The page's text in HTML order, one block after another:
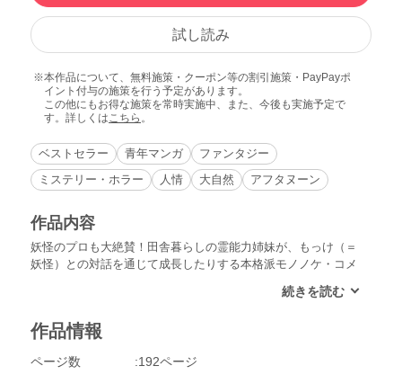
試し読み
本作品について、無料施策・クーポン等の割引施策・PayPayポ
イント付与の施策を行う予定があります。
この他にもお得な施策を常時実施中、また、今後も実施予定で
す。詳しくはこちら 。
ベストセラー 青年マンガ
ファンタジー
ミステリー・ホラー
人情 大自然 アフタヌーン
作品内容
妖怪のプロも大絶賛！田舎暮らしの霊能力姉妹が、もっけ（＝
妖怪）との対話を通じて成長したりする本格派モノノケ・コメ
「桜」を撮ろうと散歩するうち、不思議な力の満ちた「杖」に
エザクラ」ほか、進路と旧家の継承に悩む姉・静流（しずる）
悩、エトセトラ！
作品情報
ページ数
192ページ